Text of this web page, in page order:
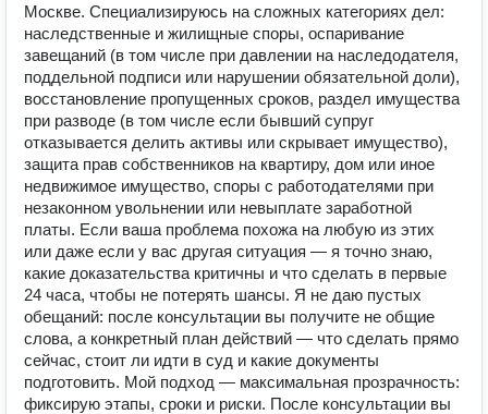
Москве. Специализируюсь на сложных категориях дел:
наследственные и жилищные споры, оспаривание
завещаний (в том числе при давлении на наследодателя,
поддельной подписи или нарушении обязательной доли),
восстановление пропущенных сроков, раздел имущества
при разводе (в том числе если бывший супруг
отказывается делить активы или скрывает имущество),
защита прав собственников на квартиру, дом или иное
недвижимое имущество, споры с работодателями при
незаконном увольнении или невыплате заработной
платы. Если ваша проблема похожа на любую из этих
или даже если у вас другая ситуация — я точно знаю,
какие доказательства критичны и что сделать в первые
24 часа, чтобы не потерять шансы. Я не даю пустых
обещаний: после консультации вы получите не общие
слова, а конкретный план действий — что сделать прямо
сейчас, стоит ли идти в суд и какие документы
подготовить. Мой подход — максимальная прозрачность:
фиксирую этапы, сроки и риски. После консультации вы